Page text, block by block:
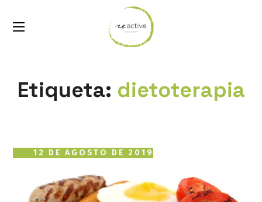
Etiqueta: dietoterapia
12 DE AGOSTO DE 2019